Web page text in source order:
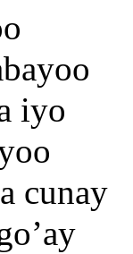
iyo
cunay